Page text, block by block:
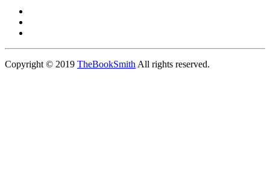
Copyright © 2019 TheBookSmith All rights reserved.